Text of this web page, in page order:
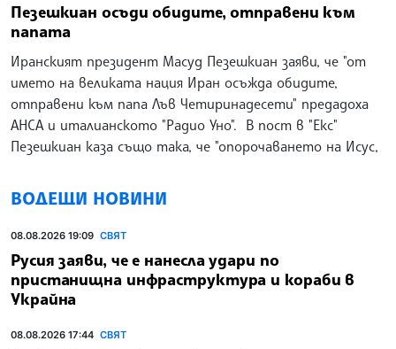
Пезешкиан осъди обидите, отправени към
папата
Иранският президент Масуд Пезешкиан заяви, че "от
името на великата нация Иран осъжда обидите,
отправени към папа Лъв Четиринадесети" предадоха
АНСА и италианското "Радио Уно". В пост в "Екс"
Пезешкиан каза също така, че "опорочаването на Исус,
ВОДЕЩИ НОВИНИ
08.08.2026 19:09 СВЯТ
Русия заяви, че е нанесла удари по
пристанищна инфраструктура и кораби в
Украйна
08.08.2026 17:44 СВЯТ